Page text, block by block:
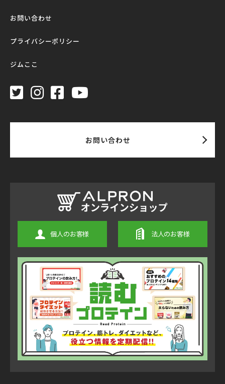
お問い合わせ
プライバシーポリシー
ジムここ
お問い合わせ
個人のお客様 法人のお客様